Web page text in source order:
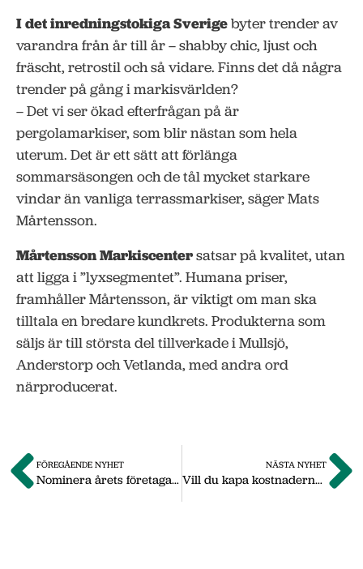
I det inredningstokiga Sverigebyter trender av
varandra från år till år – shabby chic, ljust och
fräscht, retrostil och så vidare. Finns det då några
trender på gång i markisvärlden?
– Det vi ser ökad efterfrågan på är
pergolamarkiser, som blir nästan som hela
uterum. Det är ett sätt att förlänga
sommarsäsongen och de tål mycket starkare
vindar än vanliga terrassmarkiser, säger Mats
Mårtensson.
Mårtensson Markiscentersatsar på kvalitet, utan
att ligga i ”lyxsegmentet”. Humana priser,
framhåller Mårtensson, är viktigt om man ska
tilltala en bredare kundkrets. Produkterna som
säljs är till största del tillverkade i Mullsjö,
Anderstorp och Vetlanda, med andra ord
närproducerat.
FÖREGÅENDE NYHET
Nominera årets företagare 2012
NÄSTA NYHET
Vill du kapa kostnaderna med 20 procent?